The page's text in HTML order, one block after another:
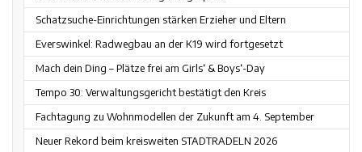
Schatzsuche-Einrichtungen stärken Erzieher und Eltern
Everswinkel: Radwegbau an der K19 wird fortgesetzt
Mach dein Ding – Plätze frei am Girls‘ & Boys‘-Day
Tempo 30: Verwaltungsgericht bestätigt den Kreis
Fachtagung zu Wohnmodellen der Zukunft am 4. September
Neuer Rekord beim kreisweiten STADTRADELN 2026